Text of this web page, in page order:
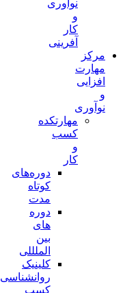
نوآوری
و
کار
آفرینی
مرکز
مهارت
افزایی
و
نوآوری
مهارتکده
کسب
و
کار
دوره‌های
کوتاه
مدت
دوره
های
بین
الملللی
کلینیک
روانشناسی
کسب